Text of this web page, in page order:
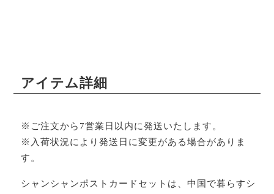
アイテム詳細
※ご注文から7営業日以内に発送いたします。
※入荷状況により発送日に変更がある場合がありま
す。
シャンシャンポストカードセットは、中国で暮らすシ